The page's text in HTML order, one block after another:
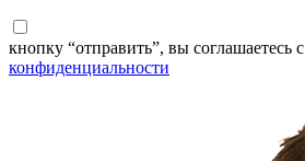
кнопку “отправить”, вы соглашаетесь с
конфиденциальности